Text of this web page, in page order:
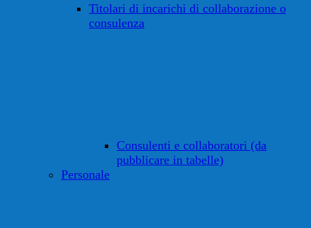
Titolari di incarichi di collaborazione o
consulenza
Consulenti e collaboratori (da
pubblicare in tabelle)
Personale